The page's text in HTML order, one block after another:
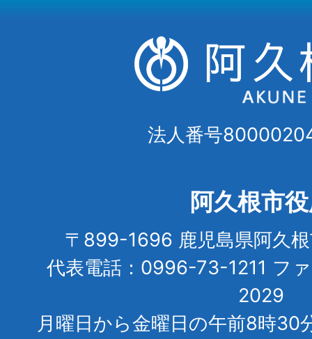
法人番号
阿久根市
〒899-1696 鹿児島県阿久
代表電話：0996-73-1211 フ
2029
月曜日から金曜日の午前8時30